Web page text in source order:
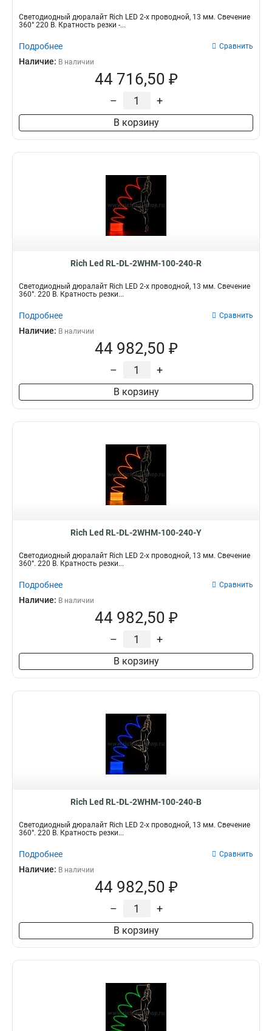
Светодиодный дюралайт Rich LED 2-х проводной, 13 мм. Свечение
360° 220 В. Кратность резки -...
Подробнее Сравнить
Наличие: В наличии
44 716,50 ₽
– +
В корзину
Rich Led RL-DL-2WHM-100-240-R
Светодиодный дюралайт Rich LED 2-х проводной, 13 мм. Свечение
360°. 220 В. Кратность резки...
Подробнее Сравнить
Наличие: В наличии
44 982,50 ₽
– +
В корзину
Rich Led RL-DL-2WHM-100-240-Y
Светодиодный дюралайт Rich LED 2-х проводной, 13 мм. Свечение
360°. 220 В. Кратность резки...
Подробнее Сравнить
Наличие: В наличии
44 982,50 ₽
– +
В корзину
Rich Led RL-DL-2WHM-100-240-B
Светодиодный дюралайт Rich LED 2-х проводной, 13 мм. Свечение
360°. 220 В. Кратность резки...
Подробнее Сравнить
Наличие: В наличии
44 982,50 ₽
– +
В корзину